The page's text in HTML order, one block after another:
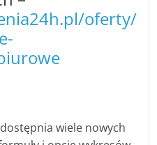
oferty/
wiele nowych